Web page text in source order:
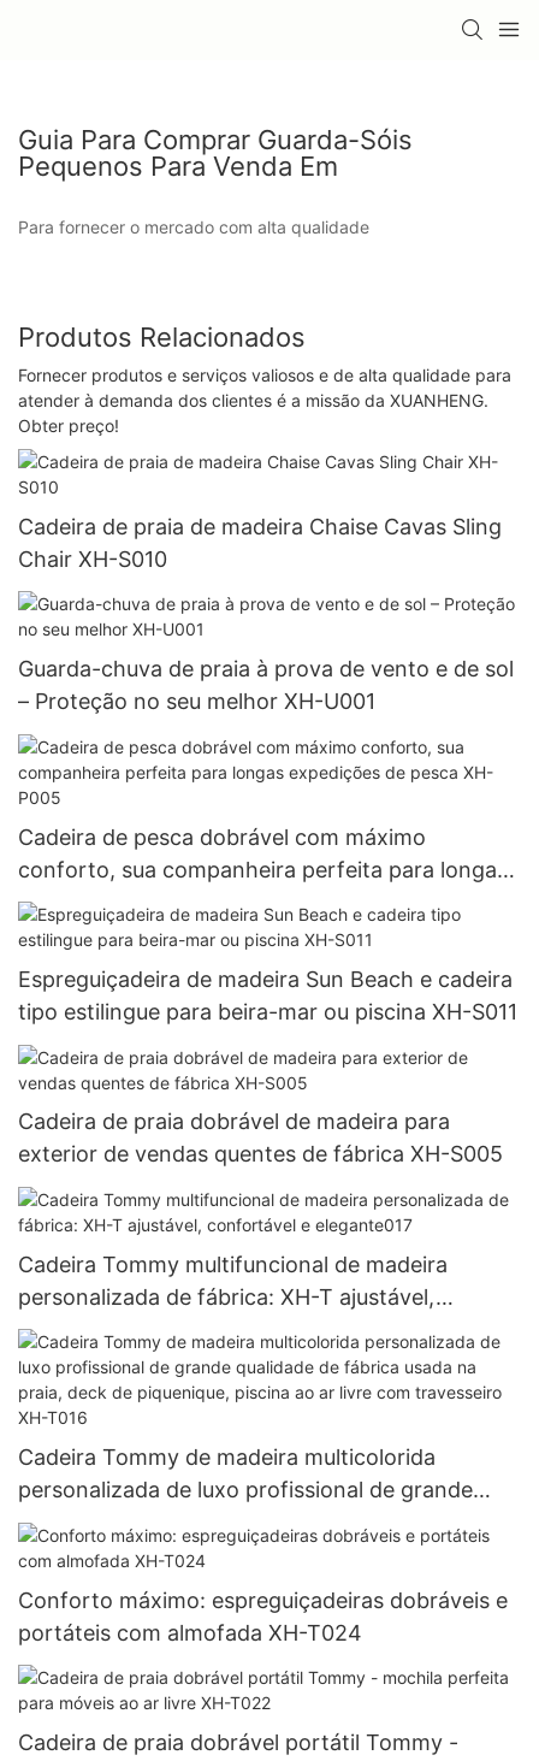
Guia Para Comprar Guarda-Sóis
Pequenos Para Venda Em
Para fornecer o mercado com alta qualidade
Produtos Relacionados
Fornecer produtos e serviços valiosos e de alta qualidade para
atender à demanda dos clientes é a missão da XUANHENG.
Obter preço!
Cadeira de praia de madeira Chaise Cavas Sling
Chair XH-S010
Guarda-chuva de praia à prova de vento e de sol
– Proteção no seu melhor XH-U001
Cadeira de pesca dobrável com máximo
conforto, sua companheira perfeita para longas
expedições de pesca XH-P005
Espreguiçadeira de madeira Sun Beach e cadeira
tipo estilingue para beira-mar ou piscina XH-S011
Cadeira de praia dobrável de madeira para
exterior de vendas quentes de fábrica XH-S005
Cadeira Tommy multifuncional de madeira
personalizada de fábrica: XH-T ajustável,
confortável e elegante017
Cadeira Tommy de madeira multicolorida
personalizada de luxo profissional de grande
qualidade de fábrica usada na praia, deck de
piquenique, piscina ao ar livre com travesseiro
XH-T016
Conforto máximo: espreguiçadeiras dobráveis ​​e
portáteis com almofada XH-T024
Cadeira de praia dobrável portátil Tommy -